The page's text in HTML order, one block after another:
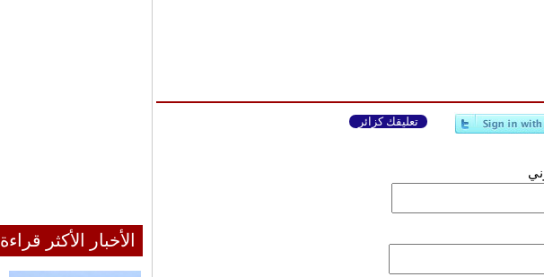
تعليقك كزائر
الأخبار الأكثر قراءة